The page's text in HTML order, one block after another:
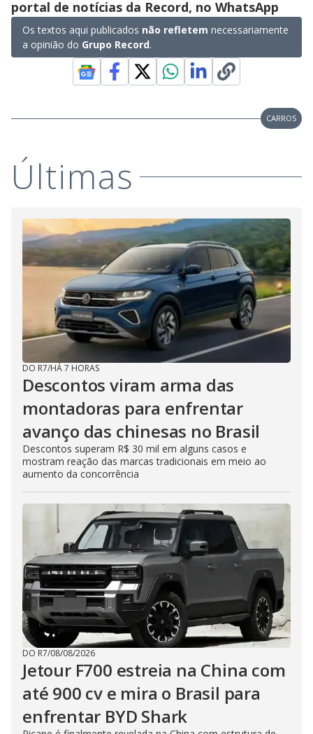
portal de notícias da Record, no WhatsApp
Os textos aqui publicados não refletem necessariamente
a opinião do Grupo Record.
CARROS
Últimas
DO R7/HÁ 7 HORAS
Descontos viram arma das
montadoras para enfrentar
avanço das chinesas no Brasil
Descontos superam R$ 30 mil em alguns casos e
mostram reação das marcas tradicionais em meio ao
aumento da concorrência
DO R7/08/08/2026
Jetour F700 estreia na China com
até 900 cv e mira o Brasil para
enfrentar BYD Shark